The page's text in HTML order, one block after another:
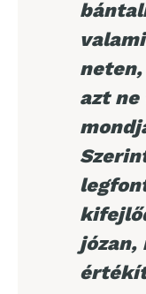
neten,
azt
józan,